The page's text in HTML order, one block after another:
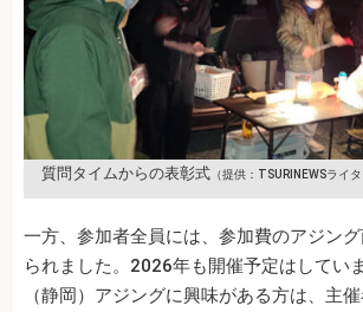
質問タイムからの表彰式（提供：TSURINEWSライ
一方、参加者全員には、参加費のアジン
られました。2026年も開催予定はしてい
（静岡）アジングに興味がある方は、主